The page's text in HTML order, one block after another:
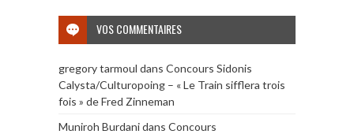
VOS COMMENTAIRES
gregory tarmoul dans Concours Sidonis
Calysta/Culturopoing – « Le Train sifflera trois
fois » de Fred Zinneman
Muniroh Burdanidans Concours